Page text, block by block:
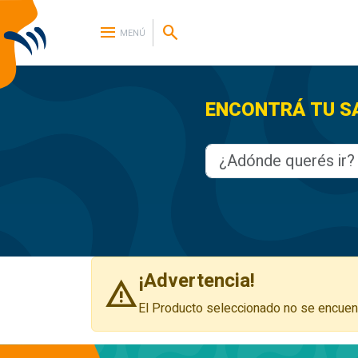
menu MENÚ search
ENCONTRÁ TU
warning¡Advertencia!
El Producto seleccionado no se